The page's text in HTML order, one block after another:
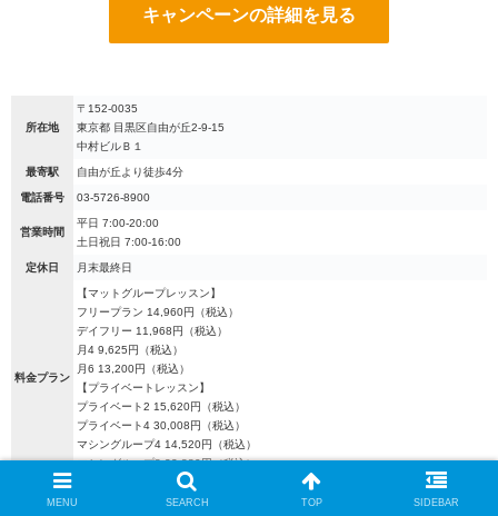
キャンペーンの詳細を見る
所在地
〒152-0035
東京都 目黒区自由が丘2-9-15
中村ビルＢ１
最寄駅 自由が丘より徒歩4分
電話番号 03-5726-8900
営業時間
平日 7:00-20:00
土日祝日 7:00-16:00
定休日 月末最終日
料金プラン
【マットグループレッスン】
フリープラン 14,960円（税込）
デイフリー 11,968円（税込）
月4 9,625円（税込）
月6 13,200円（税込）
【プライベートレッスン】
プライベート2 15,620円（税込）
プライベート4 30,008円（税込）
マシングループ4 14,520円（税込）
マシングループ8 22,880円（税込）
入会金
MENU SEARCH TOP SIDEBAR